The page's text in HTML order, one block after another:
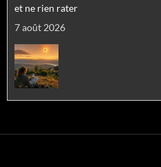
et ne rien rater
7 août 2026